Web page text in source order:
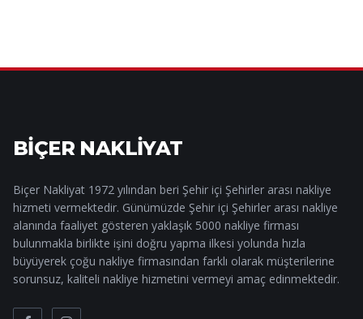
BİÇER NAKLİYAT
Biçer Nakliyat 1972 yılından beri Şehir içi Şehirler arası nakliye
hizmeti vermektedir. Günümüzde Şehir içi Şehirler arası nakliye
alanında faaliyet gösteren yaklaşık 5000 nakliye firması
bulunmakla birlikte işini doğru yapma ilkesi yolunda hızla
büyüyerek çoğu nakliye firmasından farklı olarak müşterilerine
sorunsuz, kaliteli nakliye hizmetini vermeyi amaç edinmektedir.